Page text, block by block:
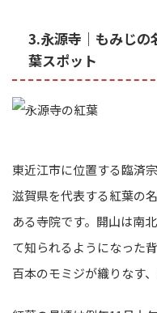
3.永源寺｜もみじの
葉スポット
東近江市に位置する臨済
滋賀県を代表する紅葉の
ある寺院です。開山は南
て知られるようになった
百本のモミジが織りなす